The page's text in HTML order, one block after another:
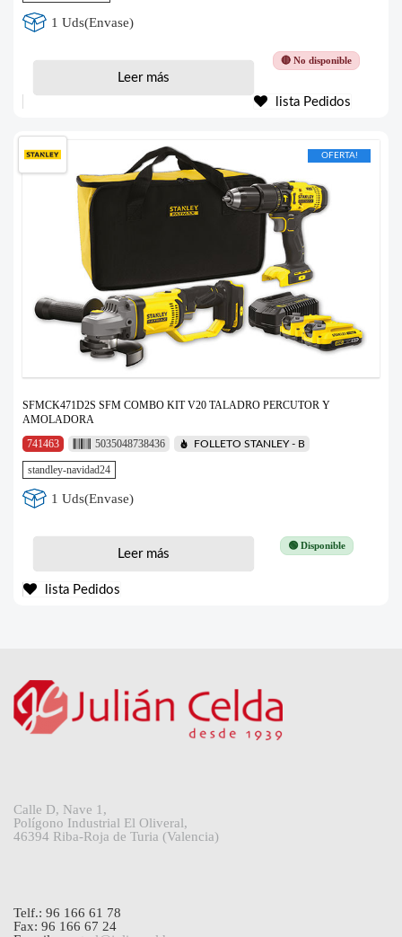
1 Uds(Envase)
🔴 No disponible
Leer más
lista Pedidos
OFERTA!
SFMCK471D2S SFM COMBO KIT V20 TALADRO PERCUTOR Y
AMOLADORA
741463
5035048738436 FOLLETO STANLEY - B
standley-navidad24
1 Uds(Envase)
🟢 Disponible
Leer más
lista Pedidos
Calle D, Nave 1,
Polígono Industrial El Oliveral,
46394 Riba-Roja de Turia (Valencia)
Telf.: 96 166 61 78
Fax: 96 166 67 24